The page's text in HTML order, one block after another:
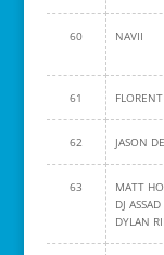
60 NAVII
61
62 JASON
63
MATT
DJ
DYLAN